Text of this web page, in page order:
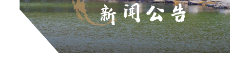
新闻公告